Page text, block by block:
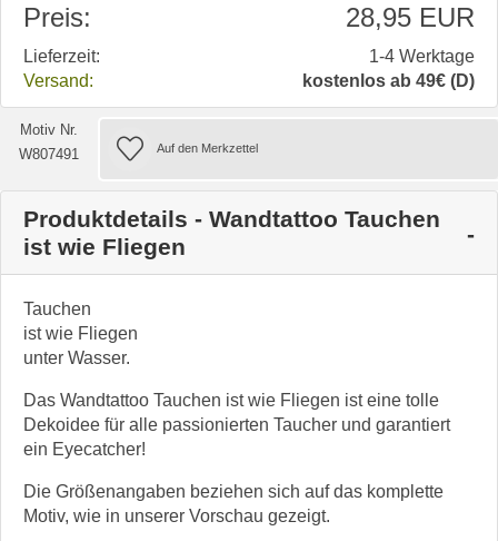
Preis: 28,95 EUR
Lieferzeit:
1-4 Werktage
Versand:
kostenlos ab 49€ (D)
Motiv Nr.
W807491
Produktdetails - Wandtattoo Tauchen
ist wie Fliegen
Tauchen
ist wie Fliegen
unter Wasser.
Das Wandtattoo Tauchen ist wie Fliegen ist eine tolle
Dekoidee für alle passionierten Taucher und garantiert
ein Eyecatcher!
Die Größenangaben beziehen sich auf das komplette
Motiv, wie in unserer Vorschau gezeigt.